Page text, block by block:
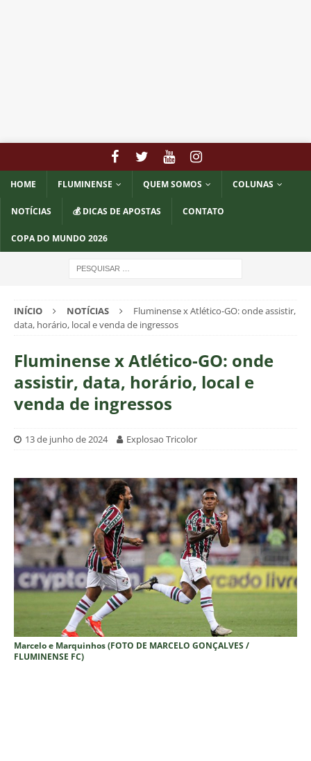
HOME FLUMINENSE QUEM SOMOS COLUNAS
NOTÍCIAS 💰 DICAS DE APOSTAS CONTATO
COPA DO MUNDO 2026
INÍCIO NOTÍCIAS
Fluminense x Atlético-GO: onde assistir,
data, horário, local e venda de ingressos
Fluminense x Atlético-GO: onde
assistir, data, horário, local e
venda de ingressos
13 de junho de 2024 Explosao Tricolor
Marcelo e Marquinhos (FOTO DE MARCELO GONÇALVES /
FLUMINENSE FC)